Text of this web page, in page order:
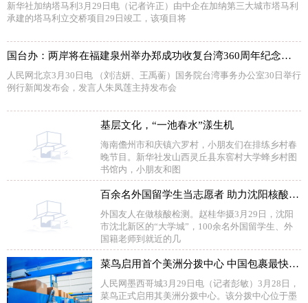
新华社加纳塔马利3月29日电（记者许正）由中企在加纳第三大城市塔马利
承建的塔马利立交桥项目29日竣工，该项目将
国台办：两岸将在福建泉州举办郑成功收复台湾360周年纪念活动
人民网北京3月30日电 （刘洁妍、王禹蘅）国务院台湾事务办公室30日举行
例行新闻发布会，发言人朱凤莲主持发布会
基层文化，“一池春水”漾生机
海南儋州市和庆镇六罗村，小朋友们在排练乡村春
晚节目。新华社发山西灵丘县东窖村大学蜂乡村图
书馆内，小朋友和图
百余名外国留学生当志愿者 助力沈阳核酸检测
外国友人在做核酸检测。赵桂华摄3月29日，沈阳
市沈北新区的“大学城”，100余名外国留学生、外
国籍老师到就近的几
菜鸟启用首个美洲分拨中心 中国包裹最快12日送达墨西哥
人民网墨西哥城3月29日电（记者彭敏）3月28日，
菜鸟正式启用其美洲分拨中心。该分拨中心位于墨